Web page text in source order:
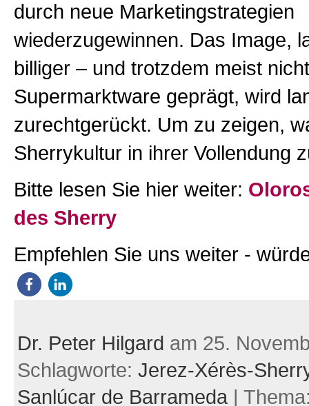
durch neue Marketingstrategien
wiederzugewinnen. Das Image,
billiger – und trotzdem meist
Supermarktware geprägt, wird
zurechtgerückt. Um zu zeigen,
Sherrykultur in ihrer Vollendung
Bitte lesen Sie hier weiter:
des Sherry
Empfehlen Sie uns weiter -
Dr. Peter Hilgard am 25.
Schlagworte: Jerez-Xérès-
Sanlúcar de Barrameda|